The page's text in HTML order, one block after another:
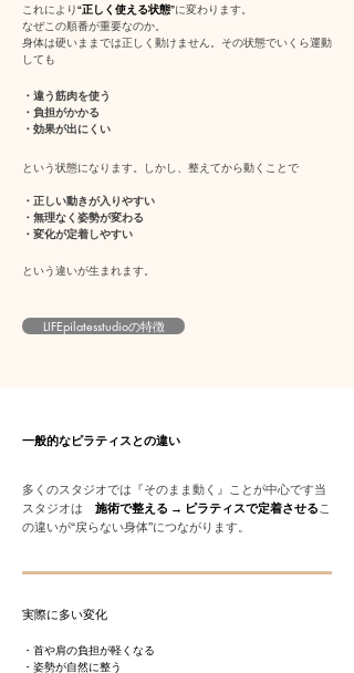
これにより“正しく使える状態”に変わります。
なぜこの順番が重要なのか。
身体は硬いままでは正しく動けません。その状態でいくら運動
しても​​
・違う筋肉を使う
・負担がかかる
・効果が出にくい
​という状態になります。しかし、整えてから動くことで
・正しい動きが入りやすい
・無理なく姿勢が変わる
・変化が定着しやすい​​
という違いが生まれます。
LIFEpilatesstudioの特徴
一般的なピラティスとの違い
多くのスタジオでは『そのまま動く』ことが中心です当
スタジオは 施術で整える → ピラティスで定着させるこ
の違いが“戻らない身体”につながります。
実際に多い変化
​・首や肩の負担が軽くなる
・姿勢が自然に整う